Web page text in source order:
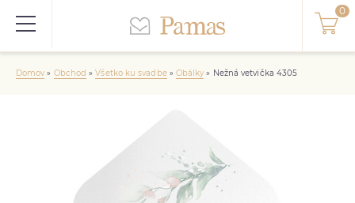
Domov» Obchod »Všetko ku svadbe» Obálky » Nežná vetvička 4305